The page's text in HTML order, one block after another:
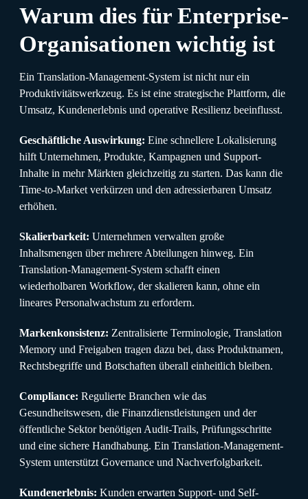
Warum dies für Enterprise-
Organisationen wichtig ist
Ein Translation-Management-System ist nicht nur ein
Produktivitätswerkzeug. Es ist eine strategische Plattform, die
Umsatz, Kundenerlebnis und operative Resilienz beeinflusst.
Geschäftliche Auswirkung: Eine schnellere Lokalisierung
hilft Unternehmen, Produkte, Kampagnen und Support-
Inhalte in mehr Märkten gleichzeitig zu starten. Das kann die
Time-to-Market verkürzen und den adressierbaren Umsatz
erhöhen.
Skalierbarkeit: Unternehmen verwalten große
Inhaltsmengen über mehrere Abteilungen hinweg. Ein
Translation-Management-System schafft einen
wiederholbaren Workflow, der skalieren kann, ohne ein
lineares Personalwachstum zu erfordern.
Markenkonsistenz: Zentralisierte Terminologie, Translation
Memory und Freigaben tragen dazu bei, dass Produktnamen,
Rechtsbegriffe und Botschaften überall einheitlich bleiben.
Compliance: Regulierte Branchen wie das
Gesundheitswesen, die Finanzdienstleistungen und der
öffentliche Sektor benötigen Audit-Trails, Prüfungsschritte
und eine sichere Handhabung. Ein Translation-Management-
System unterstützt Governance und Nachverfolgbarkeit.
Kundenerlebnis: Kunden erwarten Support- und Self-